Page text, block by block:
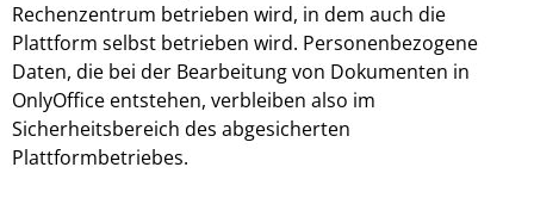
Rechenzentrum betrieben wird, in dem auch die
Plattform selbst betrieben wird. Personenbezogene
Daten, die bei der Bearbeitung von Dokumenten in
OnlyOffice entstehen, verbleiben also im
Sicherheitsbereich des abgesicherten
Plattformbetriebes.